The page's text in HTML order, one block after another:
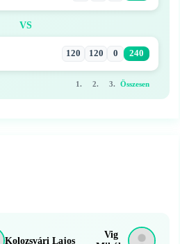
VS
120 120 0 240
1. 2. 3. Összesen
Kolozsvári Lajos
Vig